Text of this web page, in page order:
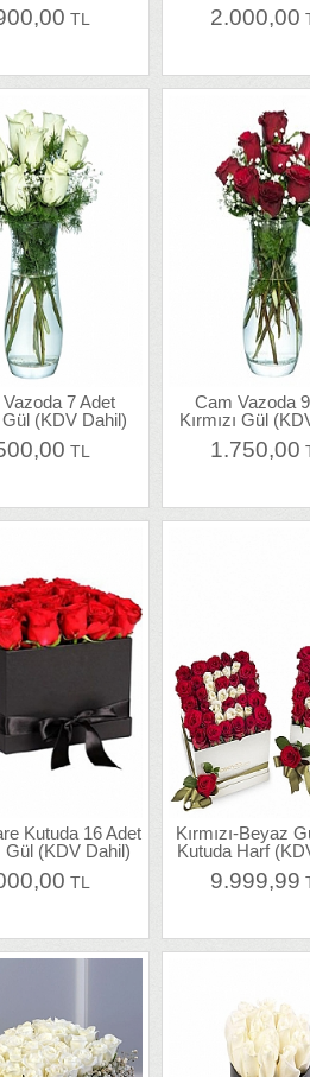
TL 2.000,00
7 Adet
(KDV Dahil)
TL
Cam Vazoda
Kırmızı Gül
1.750,00
Kutuda 16 Adet
Gül (KDV Dahil)
TL
Kırmızı-Beyaz
Kutuda Harf
9.999,99